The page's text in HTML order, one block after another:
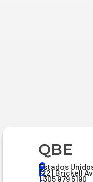
QBE
Estados
1221 Brickell
1 305 979 5190